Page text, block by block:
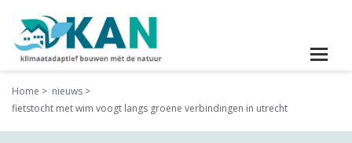
Home
nieuws
fietstocht met wim voogt langs groene verbindingen in utrecht